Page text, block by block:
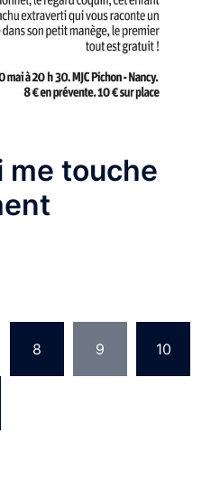
me touche
8 9 10